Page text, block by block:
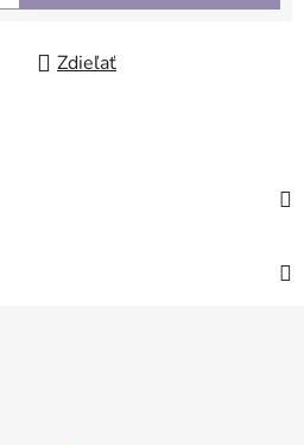
Zdieľať